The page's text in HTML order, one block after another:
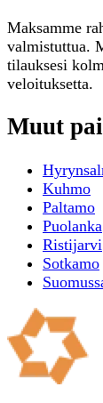
Maksamme
valmistuttua.
tilauksesi
veloituksetta.
Muut
Kuhmo
Paltamo
Puolanka
Ristijarvi
Sotkamo